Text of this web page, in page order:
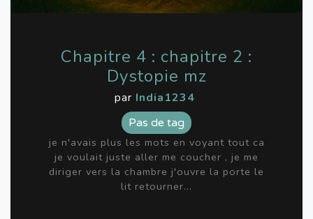
Chapitre 4 : chapitre 2 :
Dystopie mz
par India1234
Pas de tag
je n'avais plus les mots en voyant tout ca
je voulait juste aller me coucher , je me
diriger vers la chambre j'ouvre la porte le
lit retourner...